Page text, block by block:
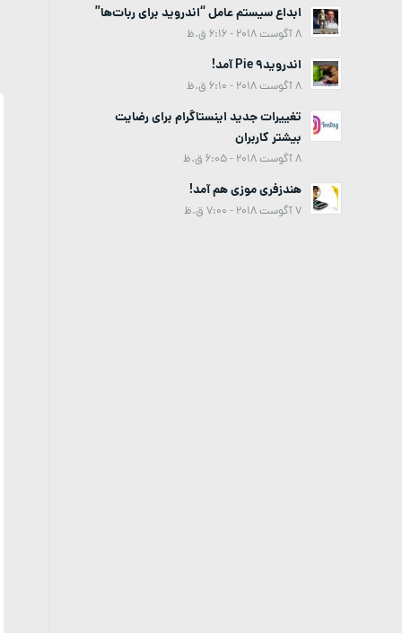
ابداع سیستم عامل “اندروید برای ربات‌ها”
8 آگوست 2018 - 6:16 ق.ظ
اندروید9 Pie آمد!
8 آگوست 2018 - 6:10 ق.ظ
تغییرات جدید اینستاگرام برای رضایت
بیشتر کاربران
8 آگوست 2018 - 6:05 ق.ظ
هندزفری موزی هم آمد!
7 آگوست 2018 - 7:00 ق.ظ